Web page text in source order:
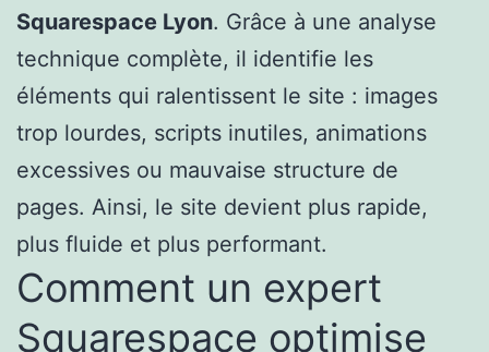
Squarespace Lyon. Grâce à une analyse
technique complète, il identifie les
éléments qui ralentissent le site : images
trop lourdes, scripts inutiles, animations
excessives ou mauvaise structure de
pages. Ainsi, le site devient plus rapide,
plus fluide et plus performant.
Comment un expert
Squarespace optimise